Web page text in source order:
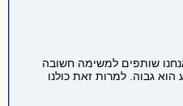
שותפים למשימה חשובה
גבוה. למרות זאת כולנו